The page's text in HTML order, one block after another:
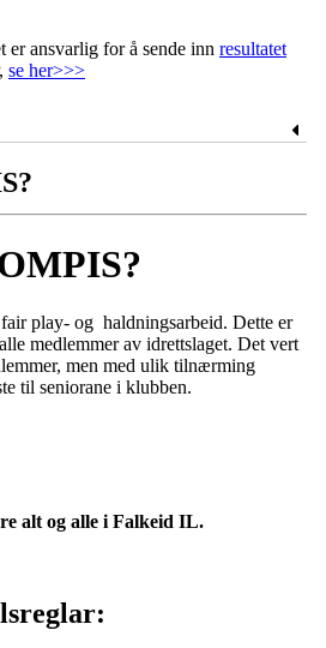
ansvarlig for å sende inn resultatet
se her>>>
play- og haldningsarbeid. Dette er
medlemmer av idrettslaget. Det vert
men med ulik tilnærming
til seniorane i klubben.
alt og alle i Falkeid IL.